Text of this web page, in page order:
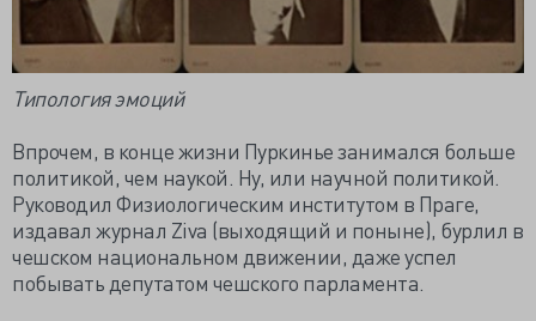
Типология эмоций
Впрочем, в конце жизни Пуркинье занимался больше
политикой, чем наукой. Ну, или научной политикой.
Руководил Физиологическим институтом в Праге,
издавал журнал Ziva (выходящий и поныне), бурлил в
чешском национальном движении, даже успел
побывать депутатом чешского парламента.